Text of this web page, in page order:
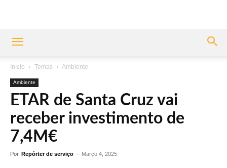
Início Temas Ambiente
Ambiente
ETAR de Santa Cruz vai
receber investimento de
7,4M€
Por Repórter de serviço - Março 4, 2025